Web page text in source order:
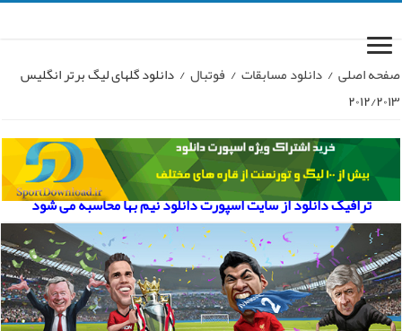
صفحه اصلی / دانلود مسابقات / فوتبال / دانلود گلهای لیگ برتر انگلیس
۲۰۱۲/۲۰۱۳
ترافیک دانلود از سایت اسپورت دانلود نیم بها محاسبه می شود